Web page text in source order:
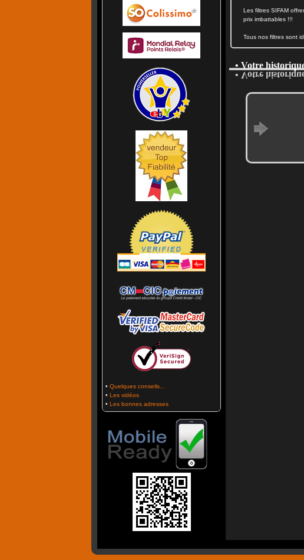
• Quelques conseils...
• Les vidéos
• Les bonnes adresses
Les filtres SIFAM
prix imbattables !!!
Tous nos filtres sont
• Votre
• Votre